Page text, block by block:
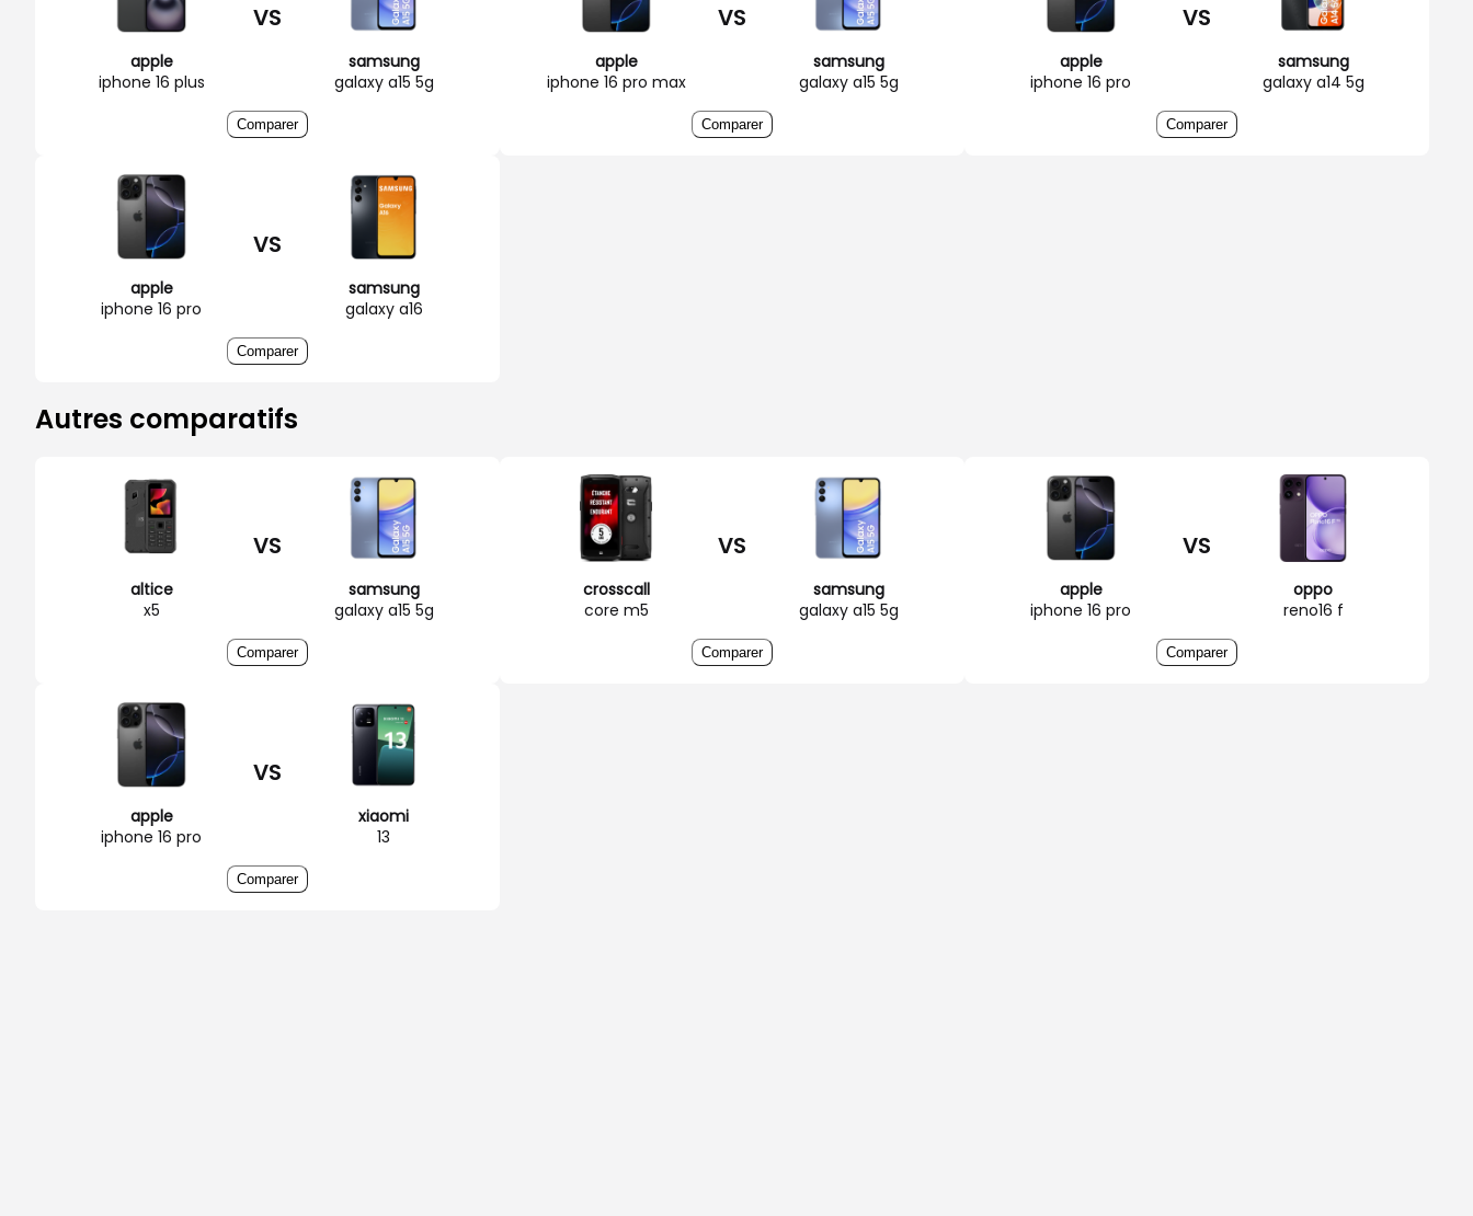
apple
iphone 16 plus
VS
samsung
galaxy a15 5g
Comparer
apple
iphone 16 pro max
VS
samsung
galaxy a15 5g
Comparer
apple
iphone 16 pro
VS
samsung
galaxy a14 5g
Comparer
apple
iphone 16 pro
VS
samsung
galaxy a16
Comparer
Autres comparatifs
altice
x5
VS
samsung
galaxy a15 5g
Comparer
crosscall
core m5
VS
samsung
galaxy a15 5g
Comparer
apple
iphone 16 pro
VS
oppo
reno16 f
Comparer
apple
iphone 16 pro
VS
xiaomi
13
Comparer